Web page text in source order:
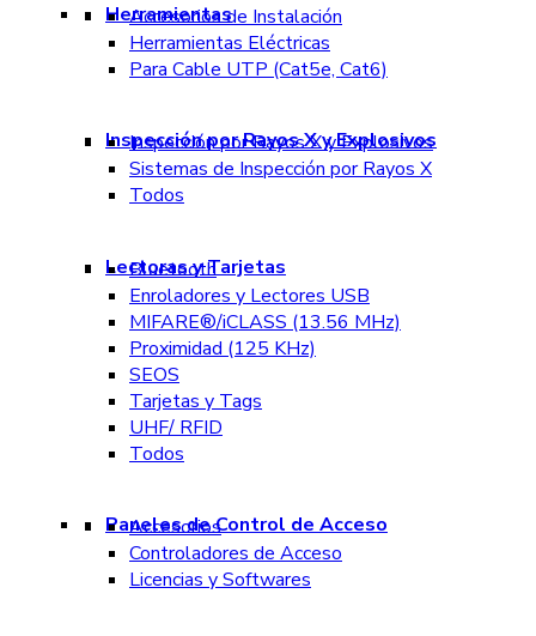
Herramientas
Accesorios de Instalación
Herramientas Eléctricas
Para Cable UTP (Cat5e, Cat6)
Inspección por Rayos X y Explosivos
Inspección por Rayos X y Explosivos
Sistemas de Inspección por Rayos X
Todos
Lectoras y Tarjetas
Bluetooth
Enroladores y Lectores USB
MIFARE®/iCLASS (13.56 MHz)
Proximidad (125 KHz)
SEOS
Tarjetas y Tags
UHF/ RFID
Todos
Paneles de Control de Acceso
Accesorios
Controladores de Acceso
Licencias y Softwares